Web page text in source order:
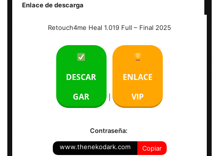
Enlace de descarga
Retouch4me Heal 1.019 Full – Final 2025
DESCAR
GAR
ENLACE
VIP
Contraseña:
www.thenekodark.com Copiar